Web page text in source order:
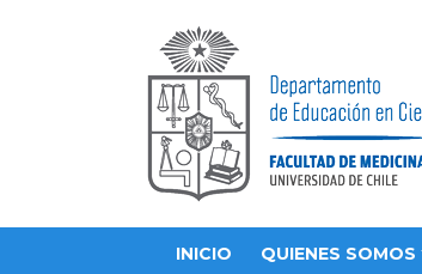
INICIO QUIENES SOMOS